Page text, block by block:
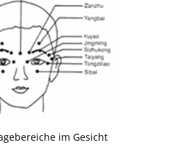
im Gesicht